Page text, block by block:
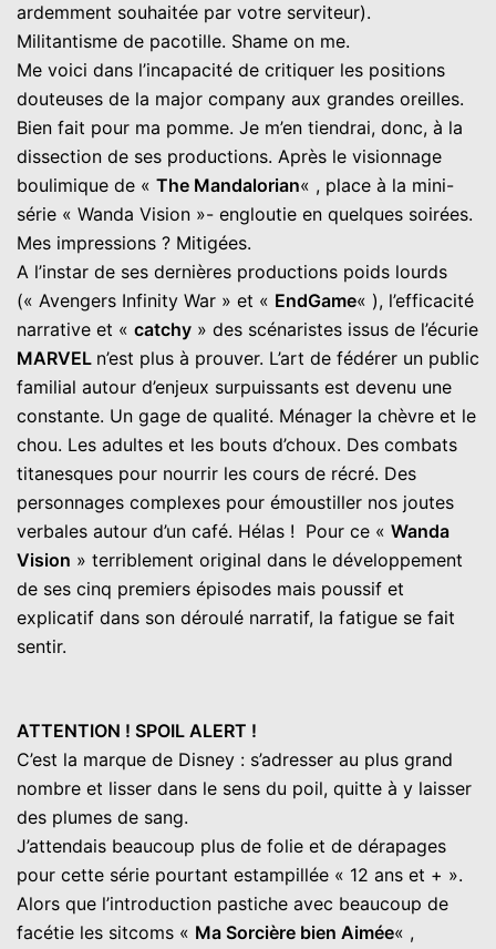
ardemment souhaitée par votre serviteur).
Militantisme de pacotille. Shame on me.
Me voici dans l’incapacité de critiquer les positions
douteuses de la major company aux grandes oreilles.
Bien fait pour ma pomme. Je m’en tiendrai, donc, à la
dissection de ses productions. Après le visionnage
boulimique de « The Mandalorian« , place à la mini-
série « Wanda Vision »- engloutie en quelques soirées.
Mes impressions ? Mitigées.
A l’instar de ses dernières productions poids lourds
(« Avengers Infinity War » et « EndGame« ), l’efficacité
narrative et « catchy » des scénaristes issus de l’écurie
MARVEL n’est plus à prouver. L’art de fédérer un public
familial autour d’enjeux surpuissants est devenu une
constante. Un gage de qualité. Ménager la chèvre et le
chou. Les adultes et les bouts d’choux. Des combats
titanesques pour nourrir les cours de récré. Des
personnages complexes pour émoustiller nos joutes
verbales autour d’un café. Hélas ! Pour ce « Wanda
Vision » terriblement original dans le développement
de ses cinq premiers épisodes mais poussif et
explicatif dans son déroulé narratif, la fatigue se fait
sentir.
ATTENTION ! SPOIL ALERT !
C’est la marque de Disney : s’adresser au plus grand
nombre et lisser dans le sens du poil, quitte à y laisser
des plumes de sang.
J’attendais beaucoup plus de folie et de dérapages
pour cette série pourtant estampillée « 12 ans et + ».
Alors que l’introduction pastiche avec beaucoup de
facétie les sitcoms « Ma Sorcière bien Aimée« ,